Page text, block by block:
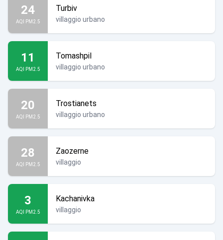
24
AQI PM2.5
Turbiv
villaggio urbano
11
AQI PM2.5
Tomashpil
villaggio urbano
20
AQI PM2.5
Trostianets
villaggio urbano
28
AQI PM2.5
Zaozerne
villaggio
3
AQI PM2.5
Kachanivka
villaggio